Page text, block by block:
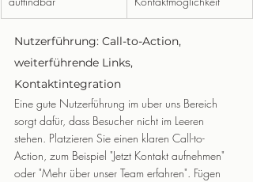
Nutzerführung: Call-to-Action,
weiterführende Links,
Kontaktintegration
Eine gute Nutzerführung im uber uns Bereich
sorgt dafür, dass Besucher nicht im Leeren
stehen. Platzieren Sie einen klaren Call-to-
Action, zum Beispiel "Jetzt Kontakt aufnehmen"
oder "Mehr über unser Team erfahren". Fügen